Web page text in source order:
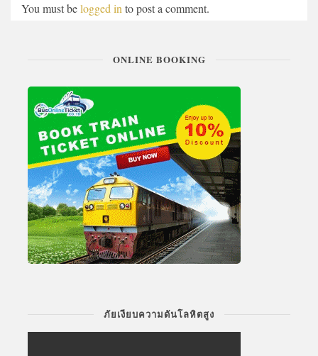
You must belogged into post a comment.
ONLINE BOOKING
ภัยเงียบความดันโลหิตสูง